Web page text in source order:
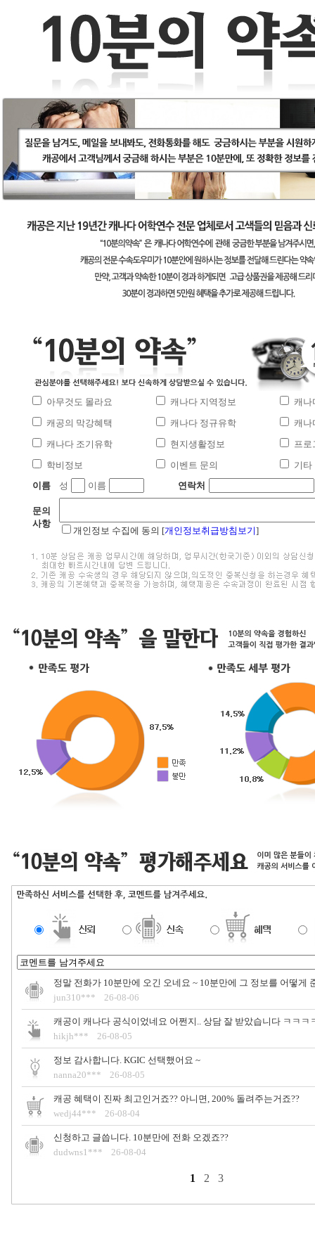
아무것도 몰라요 캐나다 지역정보
캐나
캐공의 막강혜택
캐나다 정규유학
캐나
캐나다 조기유학
현지생활정보
프로
학비정보
이벤트 문의
기타
이름
성 이름 연락처
문의
사항
개인정보 수집에 동의 [개인정보취급방침보기]
정말 전화가 10분만에 오긴 오네요 ~ 10분만에 그 정보를 어떻게
jun310*** 26-08-06
캐공이 캐나다 공식이었네요 어쩐지.. 상담 잘 받았습니다 ㅋㅋㅋ
hikjh*** 26-08-05
정보 감사합니다. KGIC 선택했어요 ~
nanna20*** 26-08-05
캐공 혜택이 진짜 최고인거죠?? 아니면, 200% 돌려주는거죠??
wedj44*** 26-08-04
신청하고 글씁니다. 10분만에 전화 오겠죠??
dudwns1*** 26-08-04
1 2 3